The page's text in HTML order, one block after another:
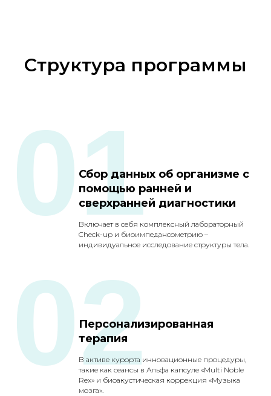
Структура программы
Сбор данных об организме с
помощью ранней и
сверхранней диагностики
Включает в себя комплексный лабораторный
Check-up и биоимпедансометрию –
индивидуальное исследование структуры тела.
01
Персонализированная
терапия
В активе курорта инновационные процедуры,
такие как сеансы в Альфа капсуле «Multi Noble
Rex» и биоакустическая коррекция «Музыка
мозга».
02